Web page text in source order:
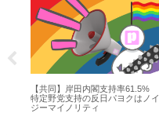
【共同】岸田内閣支持率61.5%
特定野党支持の反日パヨクはノイ
ジーマイノリティ